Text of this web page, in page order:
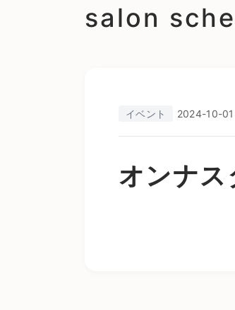
salon
イベント 2024-10-01
オンナス